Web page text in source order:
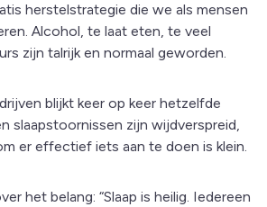
herstelstrategie die we als mensen
Alcohol, te laat eten, te veel
zijn talrijk en normaal geworden.
blijkt keer op keer hetzelfde
slaapstoornissen zijn wijdverspreid,
er effectief iets aan te doen is klein.
het belang: “Slaap is heilig. Iedereen